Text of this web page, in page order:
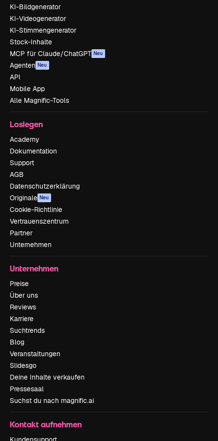
KI-Bildgenerator
KI-Videogenerator
KI-Stimmengenerator
Stock-Inhalte
MCP für Claude/ChatGPT Neu
Agenten Neu
API
Mobile App
Alle Magnific-Tools
Loslegen
Academy
Dokumentation
Support
AGB
Datenschutzerklärung
Originale Neu
Cookie-Richtlinie
Vertrauenszentrum
Partner
Unternehmen
Unternehmen
Preise
Über uns
Reviews
Karriere
Suchtrends
Blog
Veranstaltungen
Slidesgo
Deine Inhalte verkaufen
Pressesaal
Suchst du nach magnific.ai
Kontakt aufnehmen